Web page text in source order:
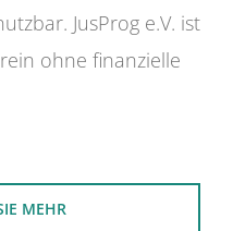
JusProg e.V. ist
ohne finanzielle
MEHR